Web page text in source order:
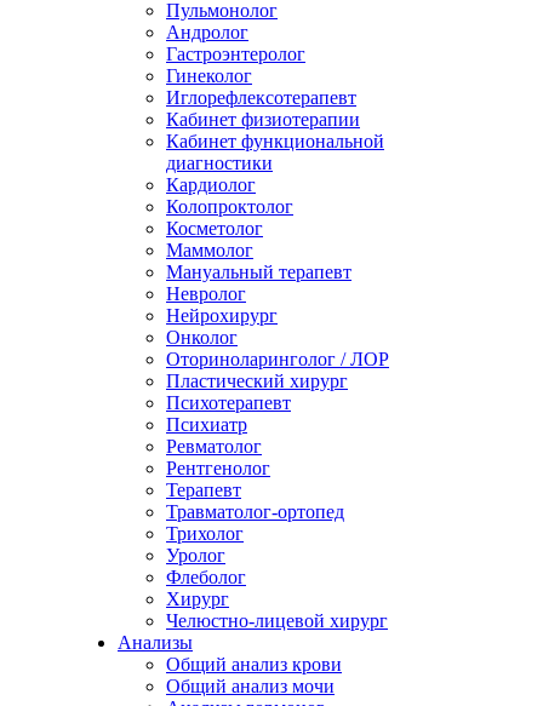
Пульмонолог
Андролог
Гастроэнтеролог
Гинеколог
Иглорефлексотерапевт
Кабинет физиотерапии
Кабинет функциональной
диагностики
Кардиолог
Колопроктолог
Косметолог
Маммолог
Мануальный терапевт
Невролог
Нейрохирург
Онколог
Оториноларинголог / ЛОР
Пластический хирург
Психотерапевт
Психиатр
Ревматолог
Рентгенолог
Терапевт
Травматолог-ортопед
Трихолог
Уролог
Флеболог
Хирург
Челюстно-лицевой хирург
Анализы
Общий анализ крови
Общий анализ мочи